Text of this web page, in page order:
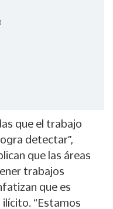
que el trabajo
detectar”,
que las áreas
trabajos
que es
ilícito. “Estamos